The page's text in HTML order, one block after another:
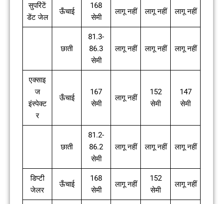
सुपरिंटें
डेंट जेल
ऊँचाई
168
सेमी
लागू नहीं लागू नहीं लागू नहीं
छाती
81.3-
86.3
सेमी
लागू नहीं लागू नहीं लागू नहीं
एक्साइ
ज
इंस्पेक्ट
र
ऊँचाई
167
सेमी
लागू नहीं
152
सेमी
147
सेमी
छाती
81.2-
86.2
सेमी
लागू नहीं लागू नहीं लागू नहीं
डिप्टी
जेलर
ऊँचाई
168
सेमी
लागू नहीं
152
सेमी
लागू नहीं